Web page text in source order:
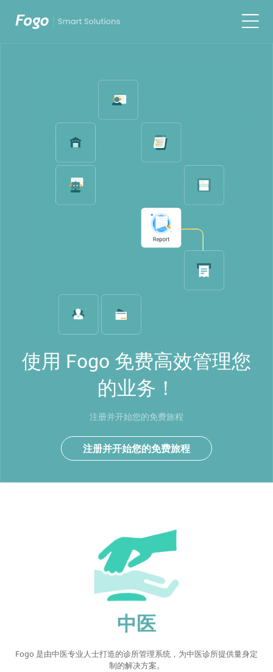
使用 Fogo 免费高效管理您
的业务！
注册并开始您的免费旅程
注册并开始您的免费旅程
中医
Fogo 是由中医专业人士打造的诊所管理系统，为中医诊所提供量身定
制的解决方案。